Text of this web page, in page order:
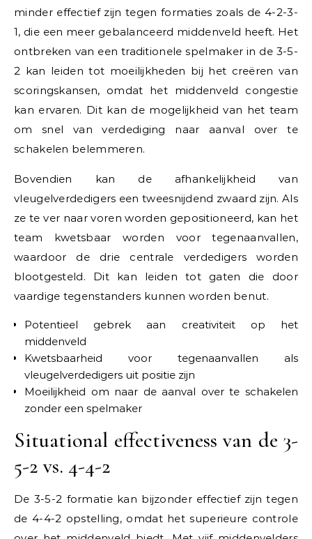
minder effectief zijn tegen formaties zoals de 4-2-3-
1, die een meer gebalanceerd middenveld heeft. Het
ontbreken van een traditionele spelmaker in de 3-5-
2 kan leiden tot moeilijkheden bij het creëren van
scoringskansen, omdat het middenveld congestie
kan ervaren. Dit kan de mogelijkheid van het team
om snel van verdediging naar aanval over te
schakelen belemmeren.
Bovendien kan de afhankelijkheid van
vleugelverdedigers een tweesnijdend zwaard zijn. Als
ze te ver naar voren worden gepositioneerd, kan het
team kwetsbaar worden voor tegenaanvallen,
waardoor de drie centrale verdedigers worden
blootgesteld. Dit kan leiden tot gaten die door
vaardige tegenstanders kunnen worden benut.
Potentieel gebrek aan creativiteit op het
middenveld
Kwetsbaarheid voor tegenaanvallen als
vleugelverdedigers uit positie zijn
Moeilijkheid om naar de aanval over te schakelen
zonder een spelmaker
Situational effectiveness van de 3-
5-2 vs. 4-4-2
De 3-5-2 formatie kan bijzonder effectief zijn tegen
de 4-4-2 opstelling, omdat het superieure controle